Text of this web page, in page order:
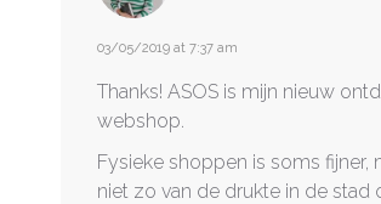
03/05/2019 at 7:37 am
Thanks! ASOS is mijn nieuw
webshop.
Fysieke shoppen is soms fijner,
niet zo van de drukte in de stad